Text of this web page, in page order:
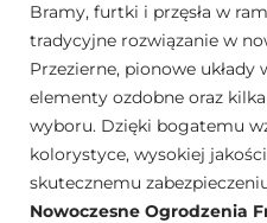
Bramy, furtki i przęsła w
tradycyjne rozwiązanie w
Przezierne, pionowe
elementy ozdobne oraz
wyboru. Dzięki bogatemu
kolorystyce, wysokiej
skutecznemu
Nowoczesne Ogrodzenia